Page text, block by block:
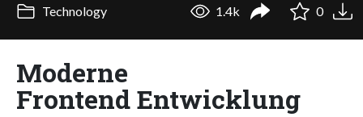
Technology 1.4k 0
Moderne
Frontend Entwicklung